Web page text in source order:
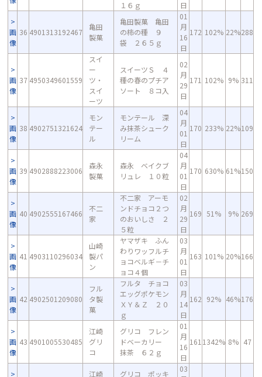
１６ｇ
日
画
像
36 4901313192467
亀田
製菓
亀田製菓 亀田
の柿の種 ９
袋 ２６５ｇ
01
月
16
日
172 102% 22%288
画
像
37 4950349601559
スイ
ー
ツ・
スイ
ーツ
スイーツＳ ４
種の春のプチア
ソート ８コ入
02
月
29
日
171 102% 9% 311
画
像
38 4902751321624
モン
テー
ル
モンテール 深
み抹茶シューク
リーム
04
月
01
日
170 233% 22%109
画
像
39 4902888223006
森永
製菓
森永 ベイクブ
リュレ １０粒
04
月
01
日
170 630% 61%150
画
像
40 4902555167466
不二
家
不二家 アーモ
ンドチョコ２つ
のおいしさ ２
５粒
02
月
29
日
169 51% 9% 269
画
像
41 4903110296034
山崎
製パ
ン
ヤマザキ ふん
わりワッフルチ
ョコベルギ－チ
ョコ４個
03
月
01
日
163 101% 20%166
画
像
42 4902501209080
フル
タ製
菓
フルタ チョコ
エッグポケモン
ＸＹ＆Ｚ ２０
ｇ
03
月
14
日
162 92% 46%176
画
像
43 4901005530485
江崎
グリ
コ
グリコ フレン
ドベーカリー
抹茶 ６２ｇ
01
月
16
日
161 1342% 8% 47
江崎
グリコ ポッキ
03